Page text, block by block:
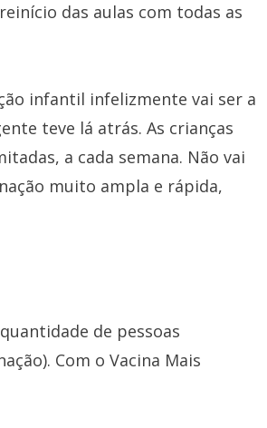
das aulas com todas as
infantil infelizmente vai ser a
teve lá atrás. As crianças
a cada semana. Não vai
muito ampla e rápida,
de pessoas
Com o Vacina Mais